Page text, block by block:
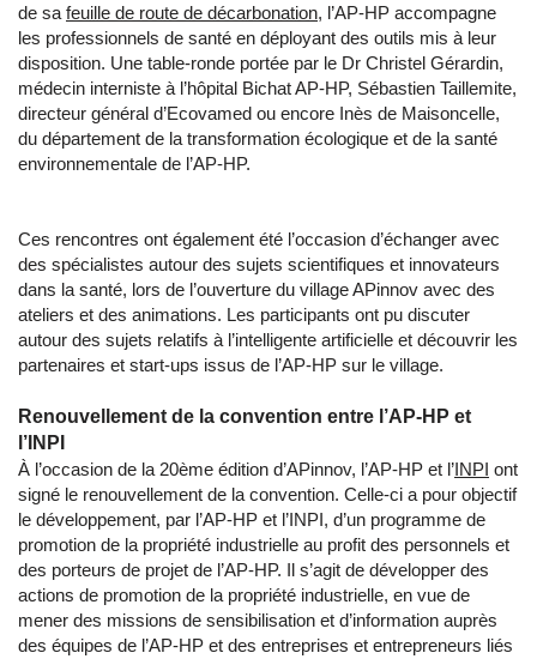
de sa feuille de route de décarbonation, l’AP-HP accompagne
les professionnels de santé en déployant des outils mis à leur
disposition. Une table-ronde portée par le Dr Christel Gérardin,
médecin interniste à l’hôpital Bichat AP-HP, Sébastien Taillemite,
directeur général d’Ecovamed ou encore Inès de Maisoncelle,
du département de la transformation écologique et de la santé
environnementale de l’AP-HP.
Ces rencontres ont également été l’occasion d’échanger avec
des spécialistes autour des sujets scientifiques et innovateurs
dans la santé, lors de l’ouverture du village APinnov avec des
ateliers et des animations. Les participants ont pu discuter
autour des sujets relatifs à l’intelligente artificielle et découvrir les
partenaires et start-ups issus de l’AP-HP sur le village.
Renouvellement de la convention entre l’AP-HP et
l’INPI
À l’occasion de la 20ème édition d’APinnov, l’AP-HP et l’INPI ont
signé le renouvellement de la convention. Celle-ci a pour objectif
le développement, par l’AP-HP et l’INPI, d’un programme de
promotion de la propriété industrielle au profit des personnels et
des porteurs de projet de l’AP-HP. Il s’agit de développer des
actions de promotion de la propriété industrielle, en vue de
mener des missions de sensibilisation et d’information auprès
des équipes de l’AP-HP et des entreprises et entrepreneurs liés